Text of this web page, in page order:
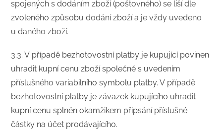
spojených s dodáním zboží (poštovného) se liší dle
zvoleného způsobu dodání zboží a je vždy uvedeno
u daného zboží.
3.3. V případě bezhotovostní platby je kupující povinen
uhradit kupní cenu zboží společně s uvedením
příslušného variabilního symbolu platby. V případě
bezhotovostní platby je závazek kupujícího uhradit
kupní cenu splněn okamžikem připsání příslušné
částky na účet prodávajícího.